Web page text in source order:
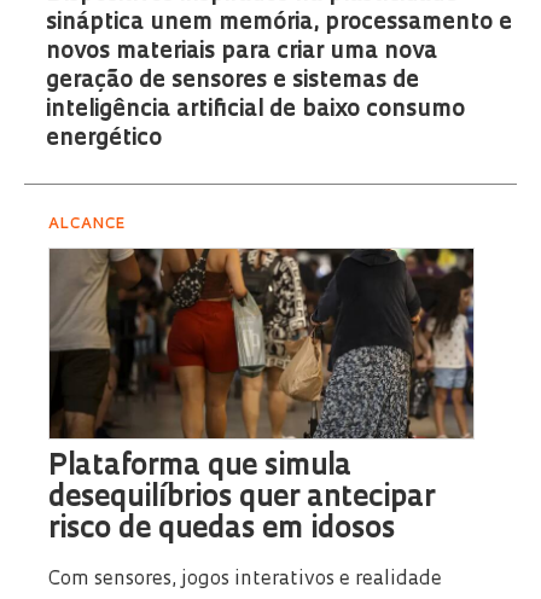
sináptica unem memória, processamento e
novos materiais para criar uma nova
geração de sensores e sistemas de
inteligência artificial de baixo consumo
energético
ALCANCE
Plataforma que simula
desequilíbrios quer antecipar
risco de quedas em idosos
Com sensores, jogos interativos e realidade